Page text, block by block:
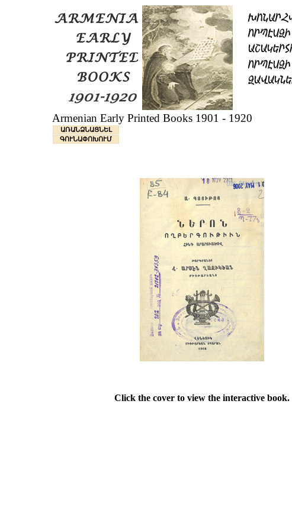
Armenian Early Printed Books 1901 - 1920
ԱՌԱՆՁՆԱՑՆԵԼ
ԳՈՒՆԱՓՈԽՈՒՄ
Click the cover to view the interactive book.